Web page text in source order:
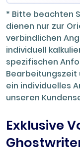
* Bitte beachten
dienen nur zur
verbindlichen
individuell
spezifischen
Bearbeitungszeit
ein individuelles
unseren
Exklusive